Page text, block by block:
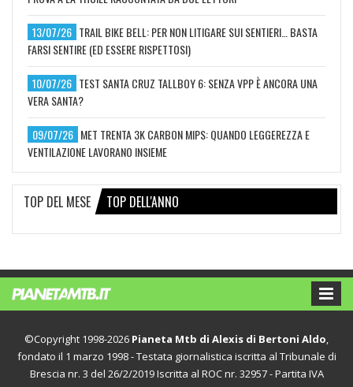
13/07/26 TRAIL BIKE BELL: PER NON LITIGARE SUI SENTIERI… BASTA
FARSI SENTIRE (ED ESSERE RISPETTOSI)
10/07/26 TEST SANTA CRUZ TALLBOY 6: SENZA VPP È ANCORA UNA
VERA SANTA?
09/07/26 MET TRENTA 3K CARBON MIPS: QUANDO LEGGEREZZA E
VENTILAZIONE LAVORANO INSIEME
TOP DEL MESE TOP DELL'ANNO
©Copyright 1998-2026 Pianeta Mtb di Alexis di Bertoni Aldo
fondato il 1 marzo 1998 - Testata giornalistica iscritta al Tribunale di
Brescia nr. 3 del 26/2/2019 Iscritta al ROC nr. 32957 - Partita IVA